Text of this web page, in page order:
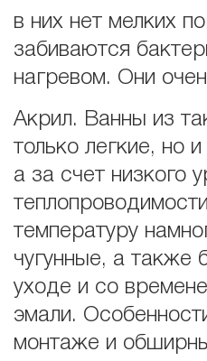
в них нет мелких
забиваются
нагревом. Они
Акрил. Ванны из
только легкие, но
а за счет низкого
температуру
чугунные, а также
уходе и со
эмали.
монтаже и